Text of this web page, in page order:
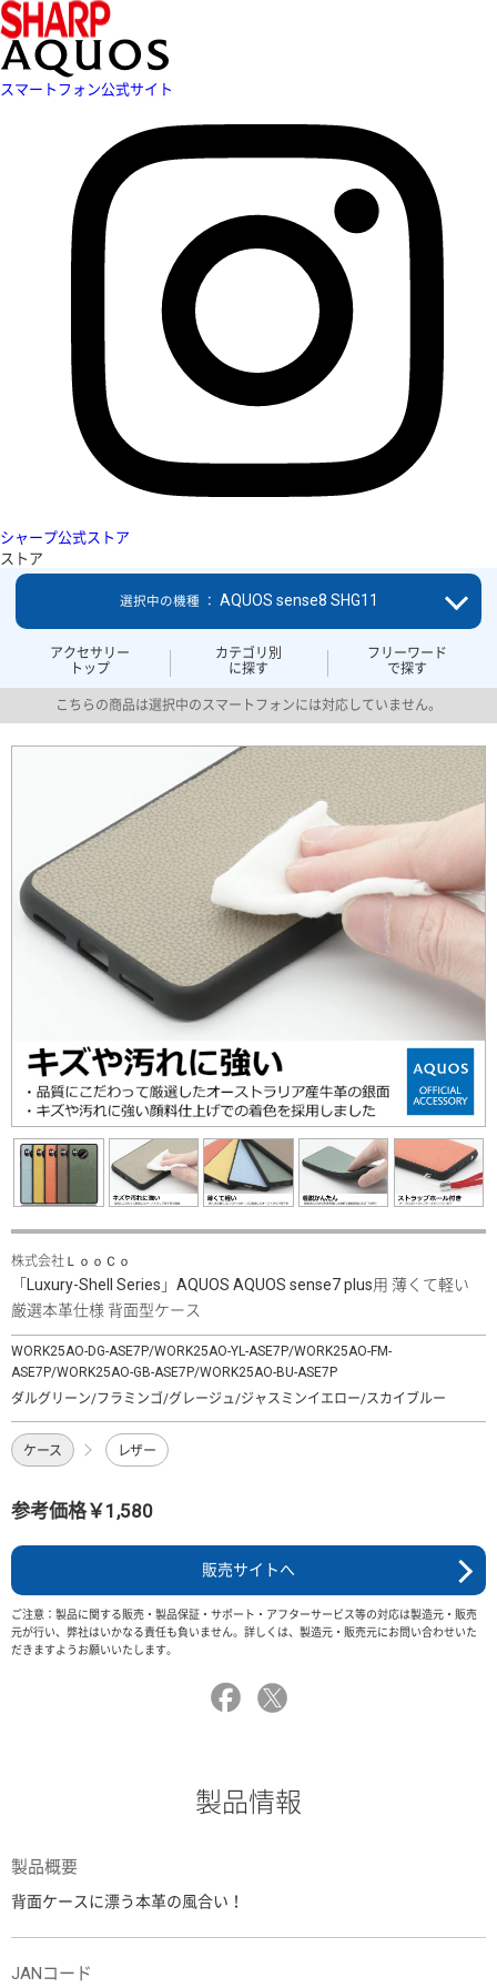
スマートフォン公式サイト
シャープ公式ストア
ストア
アクセサリー
トップ
カテゴリ別
に探す
フリーワード
で探す
選択中の機種 ： AQUOS sense8 SHG11
こちらの商品は選択中のスマートフォンには対応していません。
株式会社ＬｏｏＣｏ
「Luxury-Shell Series」AQUOS AQUOS sense7 plus用 薄くて軽い
厳選本革仕様 背面型ケース
WORK25AO-DG-ASE7P/WORK25AO-YL-ASE7P/WORK25AO-FM-
ASE7P/WORK25AO-GB-ASE7P/WORK25AO-BU-ASE7P
ダルグリーン/フラミンゴ/グレージュ/ジャスミンイエロー/スカイブルー
ケース レザー
参考価格￥1,580
販売サイトへ
ご注意：製品に関する販売・製品保証・サポート・アフターサービス等の対応は製造元・販売
元が行い、弊社はいかなる責任も負いません。詳しくは、製造元・販売元にお問い合わせいた
だきますようお願いいたします。
製品情報
製品概要
背面ケースに漂う本革の風合い！
JANコード